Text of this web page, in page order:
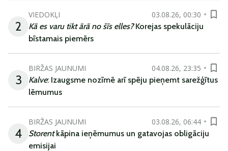
2
VIEDOKĻI
03.08.26, 00:30
Kā es varu tikt ārā no šīs elles?Korejas spekulāciju
bīstamais piemērs
3
BIRŽAS JAUNUMI
04.08.26, 23:35
Kalve: Izaugsme nozīmē arī spēju pieņemt sarežģītus
lēmumus
4
BIRŽAS JAUNUMI
03.08.26, 06:44
Storentkāpina ieņēmumus un gatavojas obligāciju
emisijai